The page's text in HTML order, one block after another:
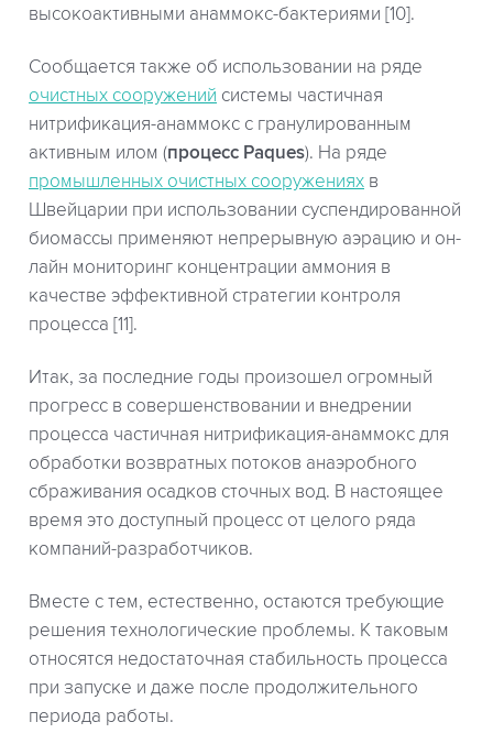
высокоактивными анаммокс-бактериями [10].
Сообщается также об использовании на ряде
очистных сооружений системы частичная
нитрификация-анаммокс с гранулированным
активным илом (процесс Paques). На ряде
промышленных очистных сооружениях в
Швейцарии при использовании суспендированной
биомассы применяют непрерывную аэрацию и он-
лайн мониторинг концентрации аммония в
качестве эффективной стратегии контроля
процесса [11].
Итак, за последние годы произошел огромный
прогресс в совершенствовании и внедрении
процесса частичная нитрификация-анаммокс для
обработки возвратных потоков анаэробного
сбраживания осадков сточных вод. В настоящее
время это доступный процесс от целого ряда
компаний-разработчиков.
Вместе с тем, естественно, остаются требующие
решения технологические проблемы. К таковым
относятся недостаточная стабильность процесса
при запуске и даже после продолжительного
периода работы.